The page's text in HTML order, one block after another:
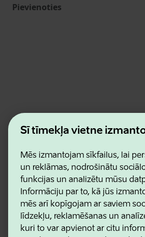
Šī tīmekļa vietne
Mēs izmantojam sīkfailus, lai
un reklāmas, nodrošinātu
funkcijas un analizētu mūsu
Informāciju par to, kā jūs
mēs arī kopīgojam ar saviem
līdzekļu, reklamēšanas un
kuri to var apvienot ar citu
Pievienoties
Kontakti
Lietošanas noteikumi
Sīkdatņu un konfidencialitātes